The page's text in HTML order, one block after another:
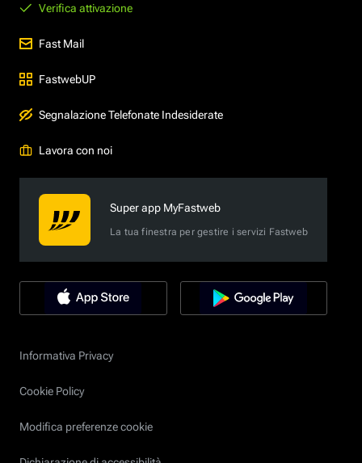
Verifica attivazione
Fast Mail
FastwebUP
Segnalazione Telefonate Indesiderate
Lavora con noi
Super app MyFastweb
La tua finestra per gestire i servizi Fastweb
Informativa Privacy
Cookie Policy
Modifica preferenze cookie